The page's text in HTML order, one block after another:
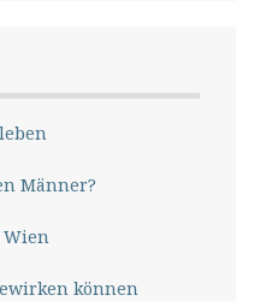
Männer?
können